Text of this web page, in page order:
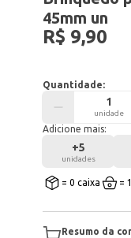
45mm un
R$ 9,90
Quantidade:
unidade
Adicione mais:
+5
unidades
= 0 caixa =
Resumo da